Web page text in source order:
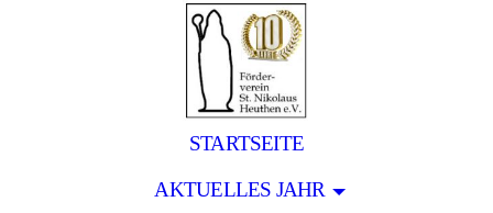
STARTSEITE
AKTUELLES JAHR